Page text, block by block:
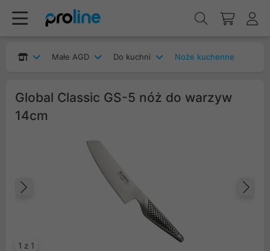
Małe AGD Do kuchni Noże kuchenne
Global Classic GS-5 nóż do warzyw
14cm
1 z 1